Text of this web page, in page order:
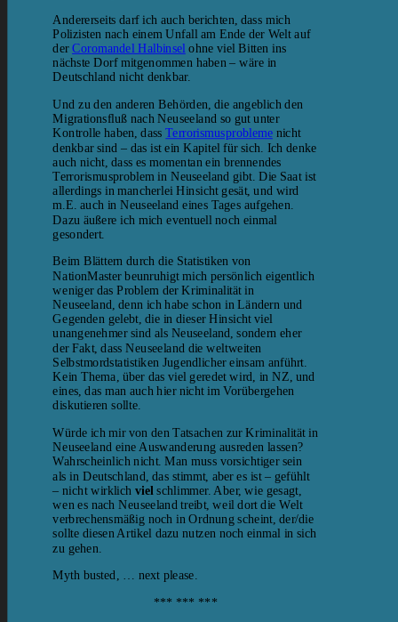
Andererseits darf ich auch berichten, dass mich
Polizisten nach einem Unfall am Ende der Welt auf
derCoromandel Halbinsel ohne viel Bitten ins
nächste Dorf mitgenommen haben – wäre in
Deutschland nicht denkbar.
Und zu den anderen Behörden, die angeblich den
Migrationsfluß nach Neuseeland so gut unter
Kontrolle haben, dassTerrorismusproblemenicht
denkbar sind – das ist ein Kapitel für sich. Ich denke
auch nicht, dass es momentan ein brennendes
Terrorismusproblem in Neuseeland gibt. Die Saat ist
allerdings in mancherlei Hinsicht gesät, und wird
m.E. auch in Neuseeland eines Tages aufgehen.
Dazu äußere ich mich eventuell noch einmal
gesondert.
Beim Blättern durch die Statistiken von
NationMaster beunruhigt mich persönlich eigentlich
weniger das Problem der Kriminalität in
Neuseeland, denn ich habe schon in Ländern und
Gegenden gelebt, die in dieser Hinsicht viel
unangenehmer sind als Neuseeland, sondern eher
der Fakt, dass Neuseeland die weltweiten
Selbstmordstatistiken Jugendlicher einsam anführt.
Kein Thema, über das viel geredet wird, in NZ, und
eines, das man auch hier nicht im Vorübergehen
diskutieren sollte.
Würde ich mir von den Tatsachen zur Kriminalität in
Neuseeland eine Auswanderung ausreden lassen?
Wahrscheinlich nicht. Man muss vorsichtiger sein
als in Deutschland, das stimmt, aber es ist – gefühlt
– nicht wirklichviel schlimmer. Aber, wie gesagt,
wen es nach Neuseeland treibt, weil dort die Welt
verbrechensmäßig noch in Ordnung scheint, der/die
sollte diesen Artikel dazu nutzen noch einmal in sich
zu gehen.
Myth busted, … next please.
*** *** ***